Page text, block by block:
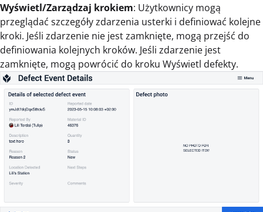
Wyświetl/Zarządzaj krokiem: Użytkownicy mogą
przeglądać szczegóły zdarzenia usterki i definiować kolejne
kroki. Jeśli zdarzenie nie jest zamknięte, mogą przejść do
definiowania kolejnych kroków. Jeśli zdarzenie jest
zamknięte, mogą powrócić do kroku Wyświetl defekty.